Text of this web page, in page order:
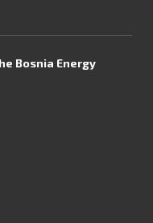
Bosnia Energy